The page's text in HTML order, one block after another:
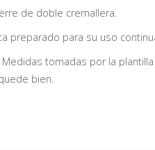
de doble cremallera.
preparado para su uso
tomadas por la
bien.